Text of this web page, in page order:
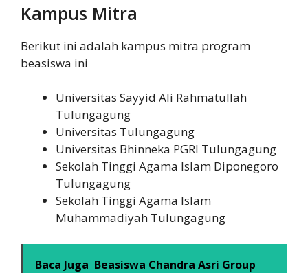
Kampus Mitra
Berikut ini adalah kampus mitra program
beasiswa ini
Universitas Sayyid Ali Rahmatullah
Tulungagung
Universitas Tulungagung
Universitas Bhinneka PGRI Tulungagung
Sekolah Tinggi Agama Islam Diponegoro
Tulungagung
Sekolah Tinggi Agama Islam
Muhammadiyah Tulungagung
Baca Juga Beasiswa Chandra Asri Group